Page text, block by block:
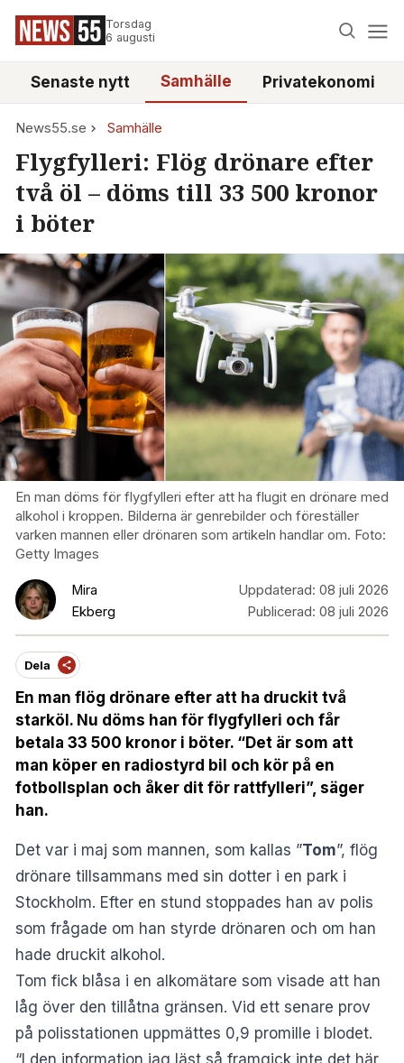
Torsdag
6 augusti
Senaste nytt Samhälle Privatekonomi
News55.se Samhälle
Flygfylleri: Flög drönare efter
två öl – döms till 33 500 kronor
i böter
En man döms för flygfylleri efter att ha flugit en drönare med
alkohol i kroppen. Bilderna är genrebilder och föreställer
varken mannen eller drönaren som artikeln handlar om. Foto:
Getty Images
Mira
Ekberg
Uppdaterad: 08 juli 2026
Publicerad: 08 juli 2026
Dela
En man flög drönare efter att ha druckit två
starköl. Nu döms han för flygfylleri och får
betala 33 500 kronor i böter. “Det är som att
man köper en radiostyrd bil och kör på en
fotbollsplan och åker dit för rattfylleri”, säger
han.
Det var i maj som mannen, som kallas ”Tom”, flög
drönare tillsammans med sin dotter i en park i
Stockholm. Efter en stund stoppades han av polis
som frågade om han styrde drönaren och om han
hade druckit alkohol.
Tom fick blåsa i en alkomätare som visade att han
låg över den tillåtna gränsen. Vid ett senare prov
på polisstationen uppmättes 0,9 promille i blodet.
“I den information jag läst så framgick inte det här,